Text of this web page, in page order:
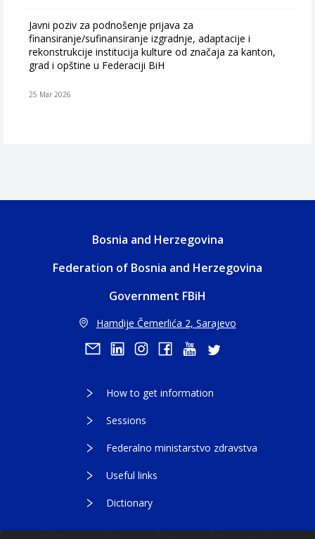
Javni poziv za podnošenje prijava za
finansiranje/sufinansiranje izgradnje, adaptacije i
rekonstrukcije institucija kulture od značaja za kanton,
grad i opštine u Federaciji BiH
25 Mar 2026
Bosnia and Herzegovina
Federation of Bosnia and Herzegovina
Government FBiH
Hamdije Čemerlića 2, Sarajevo
How to get information
Sessions
Federalno ministarstvo zdravstva
Useful links
Dictionary